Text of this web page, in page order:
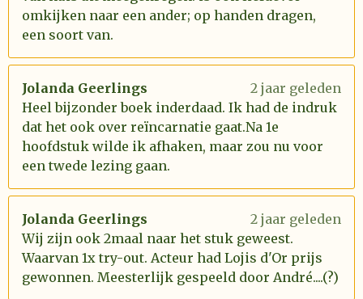
omkijken naar een ander; op handen dragen,
een soort van.
Jolanda Geerlings
2 jaar geleden
Heel bijzonder boek inderdaad. Ik had de indruk
dat het ook over reïncarnatie gaat.Na 1e
hoofdstuk wilde ik afhaken, maar zou nu voor
een twede lezing gaan.
Jolanda Geerlings
2 jaar geleden
Wij zijn ook 2maal naar het stuk geweest.
Waarvan 1x try-out. Acteur had Lojis d'Or prijs
gewonnen. Meesterlijk gespeeld door André....(?)